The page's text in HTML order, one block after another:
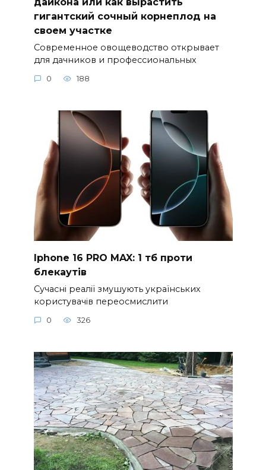
гигантский сочный корнеплод на
своем участке
Современное овощеводство открывает
для дачников и профессиональных
0 188
Iphone 16 PRO MAX: 1 тб проти
блекаутів
Сучасні реалії змушують українських
користувачів переосмислити
0 326